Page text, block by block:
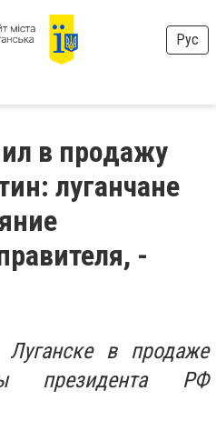
Рус
в продажу
луганчане
-
в продаже
президента РФ